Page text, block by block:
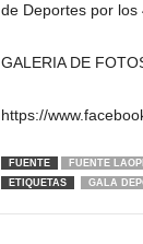
de Deportes por los
GALERIA DE
https://
FUENTE
FUENTE
ETIQUETAS
GALA